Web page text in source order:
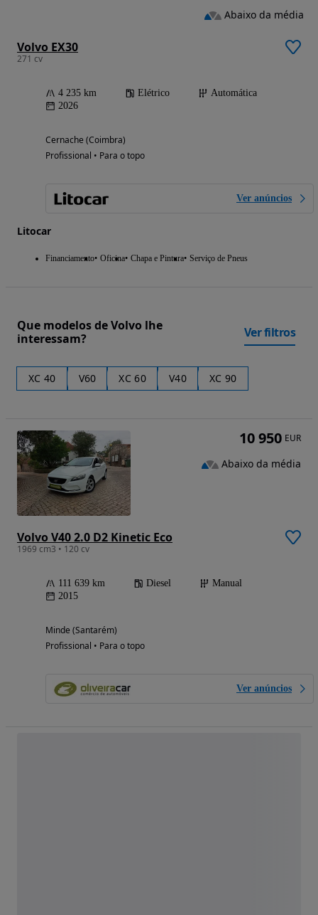
Volvo EX30
271 cv
4 235 km Elétrico
Automática
2026
Cernache (Coimbra)
Profissional • Para o topo
Ver anúncios
Litocar
Financiamento Oficina Chapa e Pintura Serviço de Pneus
Abaixo da média
Que modelos de Volvo lhe
interessam?
Ver filtros
XC 40 V60 XC 60 V40 XC 90
Volvo V40 2.0 D2 Kinetic Eco
1969 cm3 • 120 cv
111 639 km Diesel
Manual
2015
Minde (Santarém)
Profissional • Para o topo
Ver anúncios
10 950 EUR
Abaixo da média